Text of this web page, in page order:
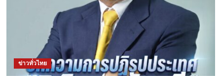
ข่าวทั่วไทย